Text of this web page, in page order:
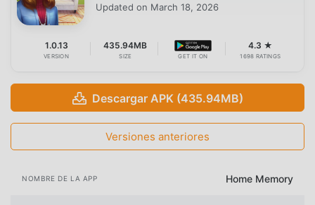
Updated on March 18, 2026
1.0.13
VERSION
435.94MB
SIZE GET IT ON
4.3 ★
1698 RATINGS
Descargar APK (435.94MB)
Versiones anteriores
NOMBRE DE LA APP Home Memory